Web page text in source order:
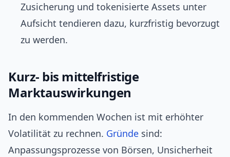
Zusicherung und tokenisierte Assets unter
Aufsicht tendieren dazu, kurzfristig bevorzugt
zu werden.
Kurz‑ bis mittelfristige
Marktauswirkungen
In den kommenden Wochen ist mit erhöhter
Volatilität zu rechnen. Gründe sind:
Anpassungsprozesse von Börsen, Unsicherheit